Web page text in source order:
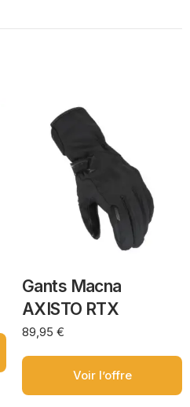
Gants Macna
AXISTO RTX
89,95 €
Voir l’offre